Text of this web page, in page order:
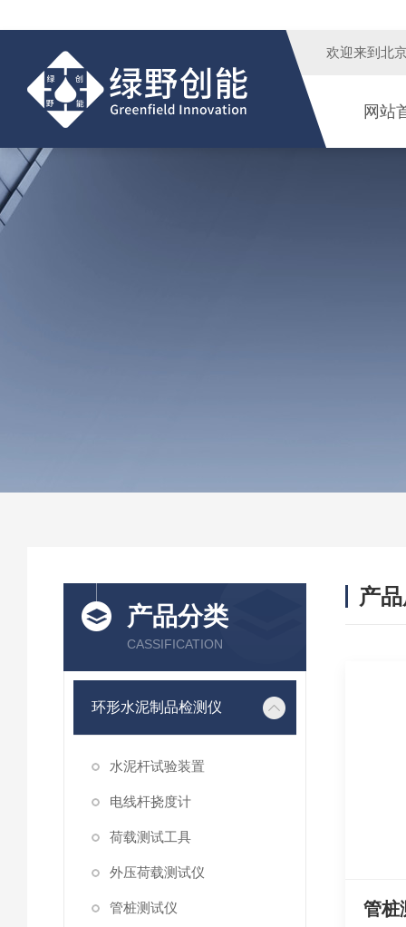
欢迎来到 北
网站
产品分类
CASSIFICATION
环形水泥制品检测仪
水泥杆试验装置
电线杆挠度计
荷载测试工具
外压荷载测试仪
管桩测试仪
产
管桩